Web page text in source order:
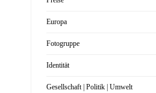
Europa
Fotogruppe
Identität
Gesellschaft | Politik | Umwelt